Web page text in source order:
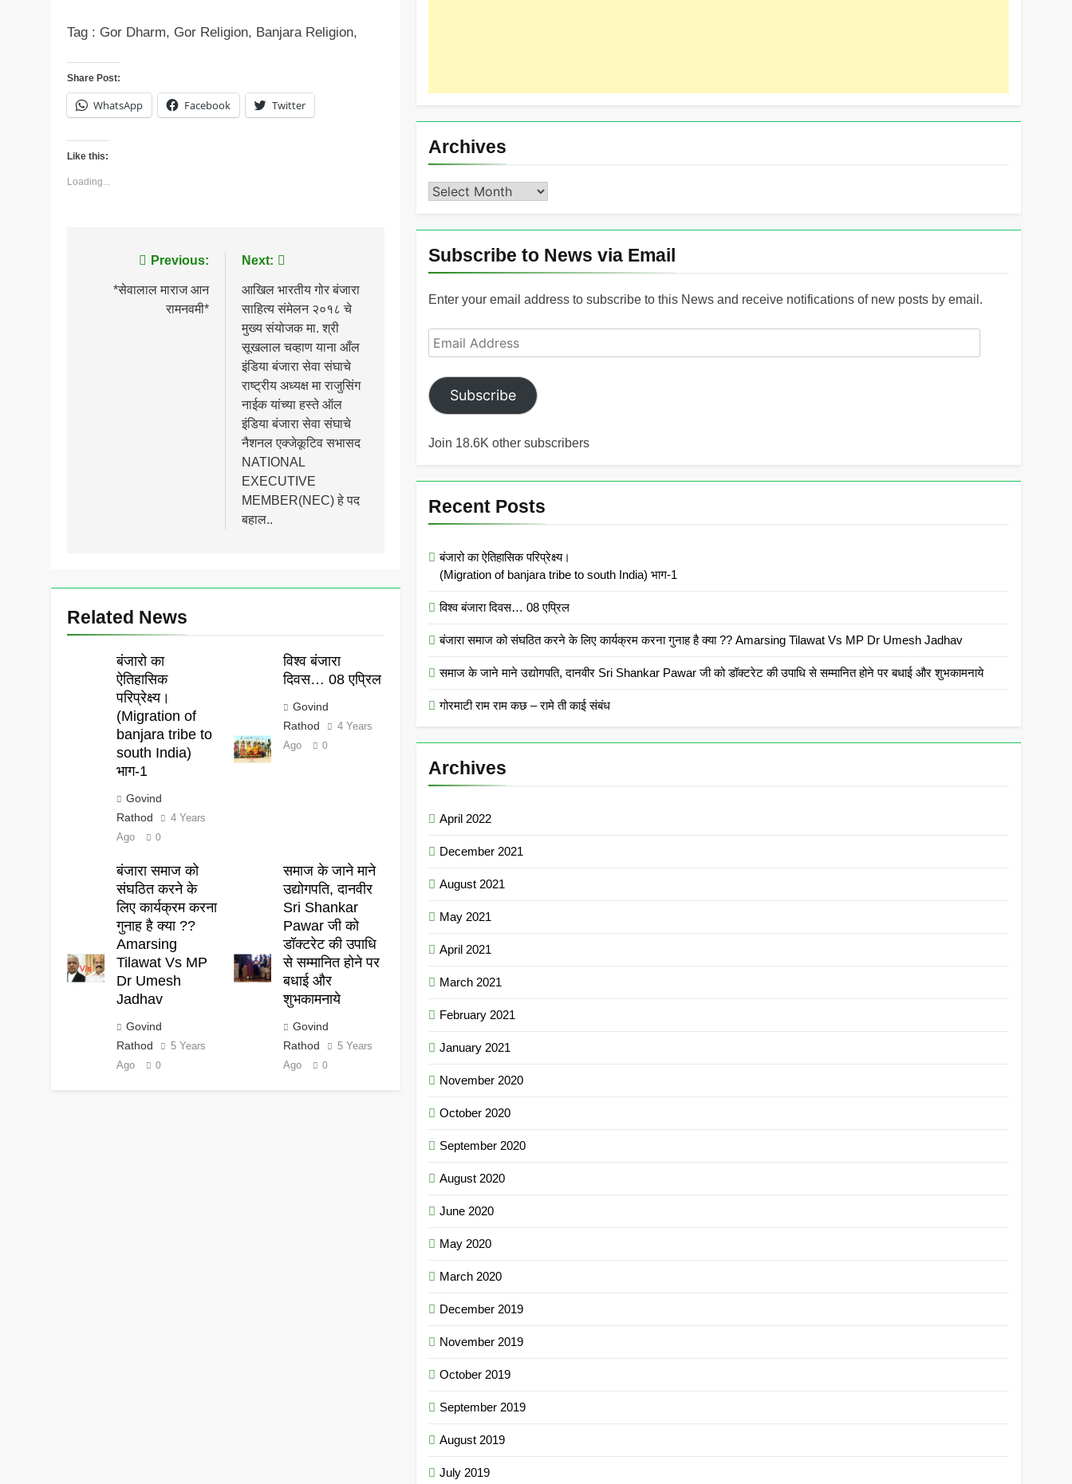
Tag : Gor Dharm, Gor Religion, Banjara Religion,
Share Post:
WhatsApp Facebook Twitter
Like this:
Loading...
navigation
Previous:
*सेवालाल माराज आन
रामनवमी*
Next:
आखिल भारतीय गोर बंजारा
साहित्य संमेलन २०१८ चे
मुख्य संयोजक मा. श्री
सूखलाल चव्हाण याना आँल
इंडिया बंजारा सेवा संघाचे
राष्ट्रीय अध्यक्ष मा राजुसिंग
नाईक यांच्या हस्ते ऑल
इंडिया बंजारा सेवा संघाचे
नैशनल एक्जेकूटिव सभासद
NATIONAL
EXECUTIVE
MEMBER(NEC) हे पद
बहाल..
Related News
बंजारो का
ऐतिहासिक
परिप्रेक्ष्य।
(Migration of
banjara tribe to
south India)
भाग-1
Govind
Rathod
4 Years
Ago
0
विश्व बंजारा
दिवस… 08 एप्रिल
Govind
Rathod
4 Years
Ago
0
बंजारा समाज को
संघठित करने के
लिए कार्यक्रम करना
गुनाह है क्या ??
Amarsing
Tilawat Vs MP
Dr Umesh
Jadhav
Govind
Rathod
5 Years
Ago
0
समाज के जाने माने
उद्योगपति, दानवीर
Sri Shankar
Pawar जी को
डॉक्टरेट की उपाधि
से सम्मानित होने पर
बधाई और
शुभकामनाये
Govind
Rathod
5 Years
Ago
0
Archives
Archives
Subscribe to News via Email
Enter your email address to subscribe to this News and receive notifications of new posts by email.
Email
Address
Subscribe
Join 18.6K other subscribers
Recent Posts
बंजारो का ऐतिहासिक परिप्रेक्ष्य।
(Migration of banjara tribe to south India) भाग-1
विश्व बंजारा दिवस… 08 एप्रिल
बंजारा समाज को संघठित करने के लिए कार्यक्रम करना गुनाह है क्या ?? Amarsing Tilawat Vs MP Dr Umesh Jadhav
समाज के जाने माने उद्योगपति, दानवीर Sri Shankar Pawar जी को डॉक्टरेट की उपाधि से सम्मानित होने पर बधाई और शुभकामनाये
गोरमाटी राम राम कछ – रामे ती काई संबंध
Archives
April 2022
December 2021
August 2021
May 2021
April 2021
March 2021
February 2021
January 2021
November 2020
October 2020
September 2020
August 2020
June 2020
May 2020
March 2020
December 2019
November 2019
October 2019
September 2019
August 2019
July 2019